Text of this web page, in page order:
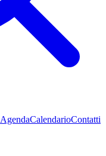
AgendaCalendarioContatti